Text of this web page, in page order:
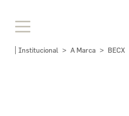
Institucional > A Marca > BECX